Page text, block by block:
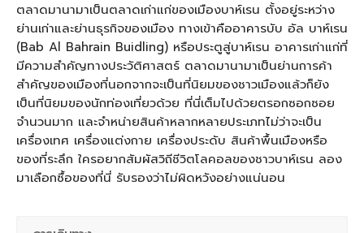
ตลาดมานามาเป็นตลาดเก่าแก่ของเมืองบาห์เรน ตั้งอยู่ระหว่าง
ย่านเก่าและย่านธุรกิจของเมือง ทางเข้าคืออาคารบับ อัล บาห์เรน
(Bab Al Bahrain Buidling) หรือประตูสู่บาห์เรน อาคารเก่าแก่ที่
มีความสำคัญทางประวัติศาสตร์ ตลาดมานามาเป็นย่านการค้า
สำคัญของเมืองที่นอกจากจะเป็นที่นิยมของชาวเมืองแล้วก็ยัง
เป็นที่นิยมของนักท่องเที่ยวด้วย ที่นี่เต็มไปด้วยตรอกซอกซอย
จำนวนมาก และจำหน่ายสินค้าหลากหลายประเภทไม่ว่าจะเป็น
เครื่องเทศ เครื่องแต่งกาย เครื่องประดับ สินค้าพื้นเมืองหรือ
ของที่ระลึก ใครอยากสัมผัสวิถีชีวิตโลคอลของชาวบาห์เรน ลอง
มาเลือกซื้อของที่นี่ รับรองว่าไม่ผิดหวังอย่างแน่นอน